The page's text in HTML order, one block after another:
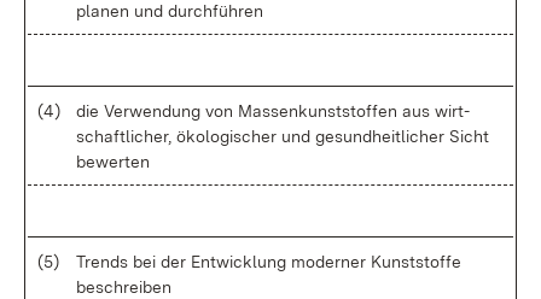
pla­nen und durch­füh­ren
(4)
die Ver­wen­dung von Mas­sen­kunst­stof­fen aus wirt­
schaft­li­cher, öko­lo­gi­scher und ge­sund­heit­li­cher Sicht
be­wer­ten
(5)
Trends bei der Ent­wick­lung mo­der­ner Kunst­stof­fe
be­schrei­ben